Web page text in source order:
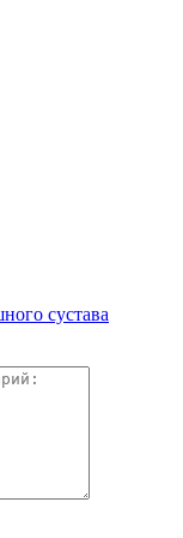
сустава